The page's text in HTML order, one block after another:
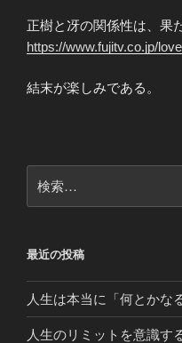
正樹と冴の関係性は、果
https://www.fujitv.co.jp/
結末が楽しみである。
索:
最近の投稿
人生は本当に「何とかな
人生のリミットを意識す